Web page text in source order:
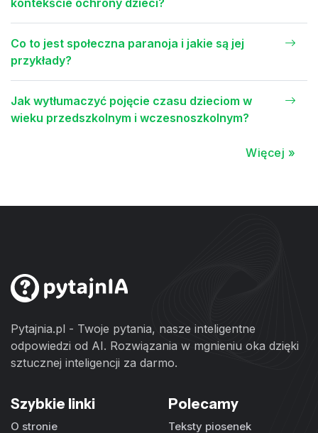
Co to jest społeczna paranoja i jakie są jej
przykłady?
Jak wytłumaczyć pojęcie czasu dzieciom w
wieku przedszkolnym i wczesnoszkolnym?
Więcej »
Pytajnia.pl - Twoje pytania, nasze inteligentne
odpowiedzi od AI. Rozwiązania w mgnieniu oka dzięki
sztucznej inteligencji za darmo.
Szybkie linki
O stronie
Polecamy
Teksty piosenek